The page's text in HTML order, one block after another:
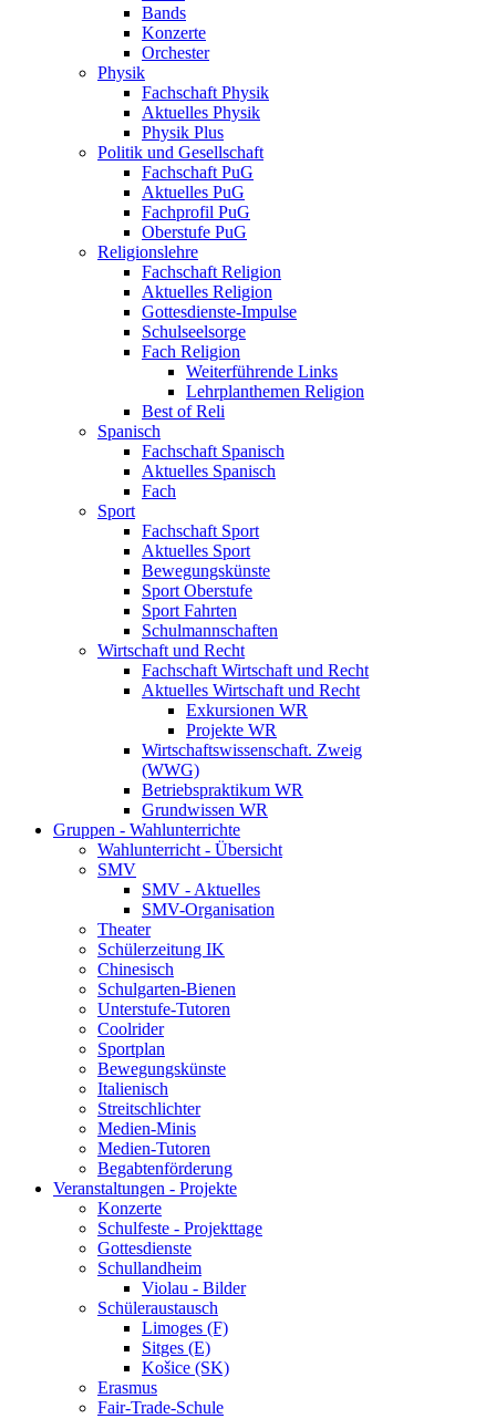
Bands
Konzerte
Orchester
Physik
Fachschaft Physik
Aktuelles Physik
Physik Plus
Politik und Gesellschaft
Fachschaft PuG
Aktuelles PuG
Fachprofil PuG
Oberstufe PuG
Religionslehre
Fachschaft Religion
Aktuelles Religion
Gottesdienste-Impulse
Schulseelsorge
Fach Religion
Weiterführende Links
Lehrplanthemen Religion
Best of Reli
Spanisch
Fachschaft Spanisch
Aktuelles Spanisch
Fach
Sport
Fachschaft Sport
Aktuelles Sport
Bewegungskünste
Sport Oberstufe
Sport Fahrten
Schulmannschaften
Wirtschaft und Recht
Fachschaft Wirtschaft und Recht
Aktuelles Wirtschaft und Recht
Exkursionen WR
Projekte WR
Wirtschaftswissenschaft. Zweig
(WWG)
Betriebspraktikum WR
Grundwissen WR
Gruppen - Wahlunterrichte
Wahlunterricht - Übersicht
SMV
SMV - Aktuelles
SMV-Organisation
Theater
Schülerzeitung IK
Chinesisch
Schulgarten-Bienen
Unterstufe-Tutoren
Coolrider
Sportplan
Bewegungskünste
Italienisch
Streitschlichter
Medien-Minis
Medien-Tutoren
Begabtenförderung
Veranstaltungen - Projekte
Konzerte
Schulfeste - Projekttage
Gottesdienste
Schullandheim
Violau - Bilder
Schüleraustausch
Limoges (F)
Sitges (E)
Košice (SK)
Erasmus
Fair-Trade-Schule